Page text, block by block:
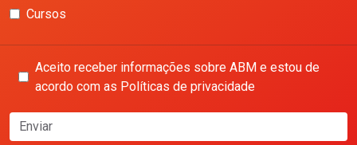
Cursos
Aceito receber informações sobre ABM e estou de
acordo com as Políticas de privacidade
Enviar